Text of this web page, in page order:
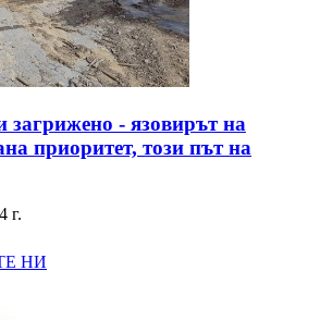
загрижено - язовирът на
приоритет, този път на
г.
НИ